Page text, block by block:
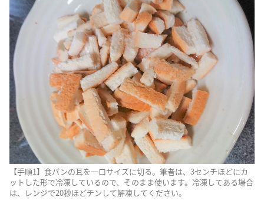
【手順1】食パンの耳を一口サイズに切る。筆者は、3センチほどにカ
ットした形で冷凍しているので、そのまま使います。冷凍してある場合
は、レンジで20秒ほどチンして解凍してください。